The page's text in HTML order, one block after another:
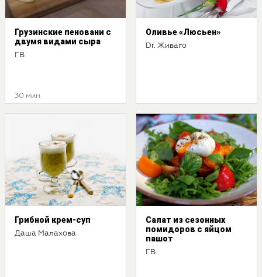
Грузинские пеновани с
двумя видами сыра
ГВ
30 мин
Оливье «Люсьен»
Dr. Живаго
Грибной крем-суп
Даша Малахова
Салат из сезонных
помидоров с яйцом
пашот
ГВ